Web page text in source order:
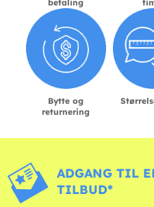
betaling
Bytte og
returnering
ADGANG TIL
TILBUD*